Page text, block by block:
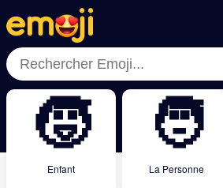
Menu
Close
Menu
Close
🧒
Enfant
🧑
La Personne